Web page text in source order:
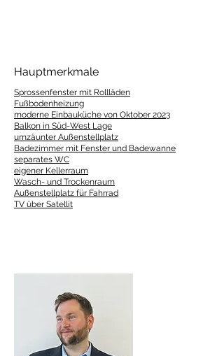
Hauptmerkmale
Sprossenfenster mit Rollläden
Fußbodenheizung
moderne Einbauküche von Oktober 2023
Balkon in Süd-West Lage
umzäunter Außenstellplatz
Badezimmer mit Fenster und Badewanne
separates WC
eigener Kellerraum
Wasch- und Trockenraum
Außenstellplatz für Fahrrad
TV über Satellit